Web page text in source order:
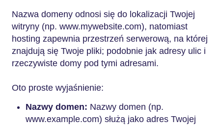
Nazwa domeny odnosi się do lokalizacji Twojej
witryny (np. www.mywebsite.com), natomiast
hosting zapewnia przestrzeń serwerową, na której
znajdują się Twoje pliki; podobnie jak adresy ulic i
rzeczywiste domy pod tymi adresami.
Oto proste wyjaśnienie:
Nazwy domen: Nazwy domen (np.
www.example.com) służą jako adres Twojej